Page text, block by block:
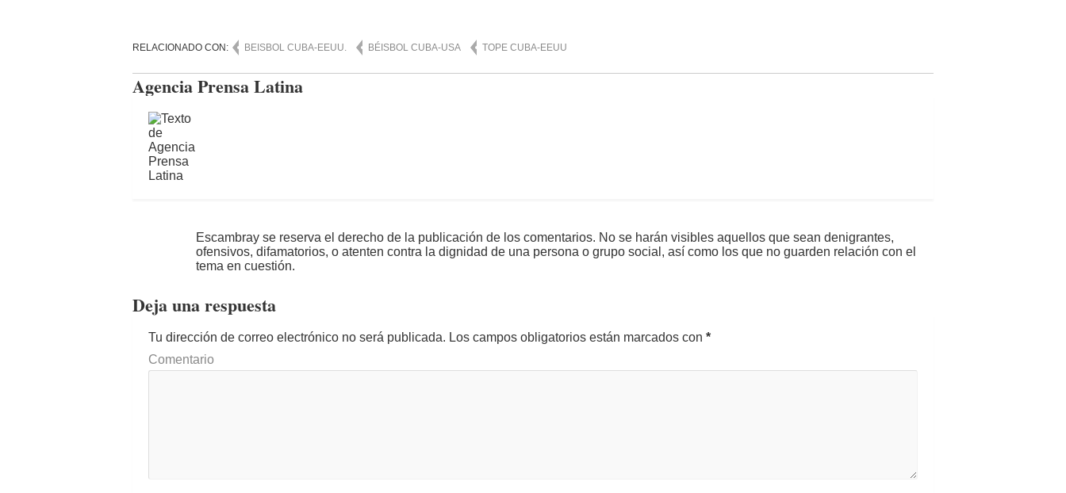
RELACIONADO CON: BEISBOL CUBA-EEUU. BÉISBOL CUBA-USA TOPE CUBA-EEUU
Agencia Prensa Latina
Escambray se reserva el derecho de la publicación de los comentarios. No se harán visibles aquellos que sean denigrantes,
ofensivos, difamatorios, o atenten contra la dignidad de una persona o grupo social, así como los que no guarden relación con el
tema en cuestión.
Deja una respuesta
Tu dirección de correo electrónico no será publicada. Los campos obligatorios están marcados con *
Comentario